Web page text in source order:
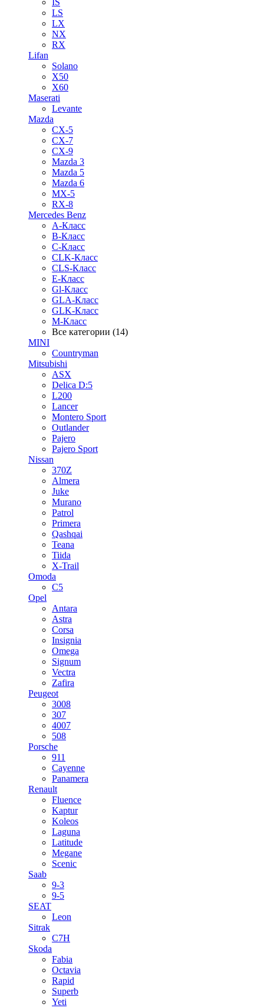
IS
LS
LX
NX
RX
Lifan
Solano
X50
X60
Maserati
Levante
Mazda
CX-5
CX-7
CX-9
Mazda 3
Mazda 5
Mazda 6
MX-5
RX-8
Mercedes Benz
A-Класс
B-Класс
C-Класс
CLK-Класс
CLS-Класс
E-Класс
Gl-Класс
GLA-Класс
GLK-Класс
M-Класс
Все категории (14)
MINI
Countryman
Mitsubishi
ASX
Delica D:5
L200
Lancer
Montero Sport
Outlander
Pajero
Pajero Sport
Nissan
370Z
Almera
Juke
Murano
Patrol
Primera
Qashqai
Teana
Tiida
X-Trail
Omoda
C5
Opel
Antara
Astra
Corsa
Insignia
Omega
Signum
Vectra
Zafira
Peugeot
3008
307
4007
508
Porsche
911
Cayenne
Panamera
Renault
Fluence
Kaptur
Koleos
Laguna
Latitude
Megane
Scenic
Saab
9-3
9-5
SEAT
Leon
Sitrak
C7H
Skoda
Fabia
Octavia
Rapid
Superb
Yeti